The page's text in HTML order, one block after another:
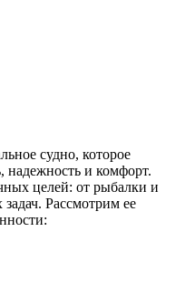
судно, которое
надежность и комфорт.
целей: от рыбалки и
Рассмотрим ее